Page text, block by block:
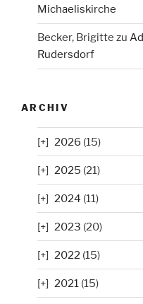
Michaeliskirche
Becker, Brigitte zu
Rudersdorf
ARCHIV
2026 (15)
2025 (21)
2024 (11)
2023 (20)
2022 (15)
2021(15)